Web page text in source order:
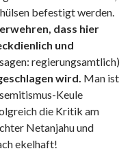
befestigt werden.
dass hier
und
regierungsamtlich)
wird. Man ist
Keule
die Kritik am
Netanjahu und
ekelhaft!